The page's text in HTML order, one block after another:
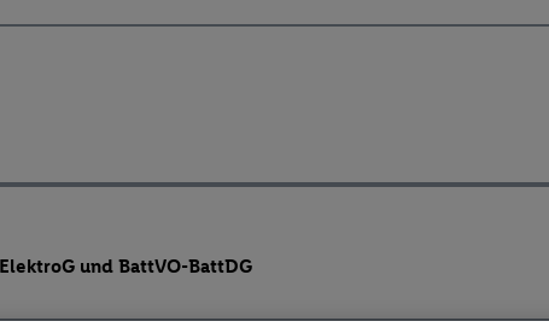
und BattVO-BattDG